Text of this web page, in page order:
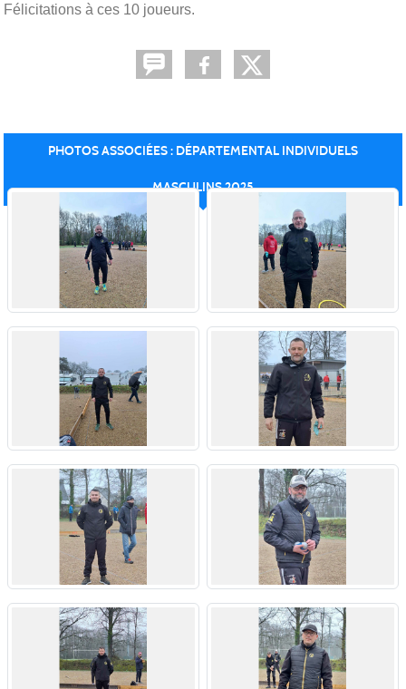
Félicitations à ces 10 joueurs.
PHOTOS ASSOCIÉES : DÉPARTEMENTAL INDIVIDUELS
MASCULINS 2025